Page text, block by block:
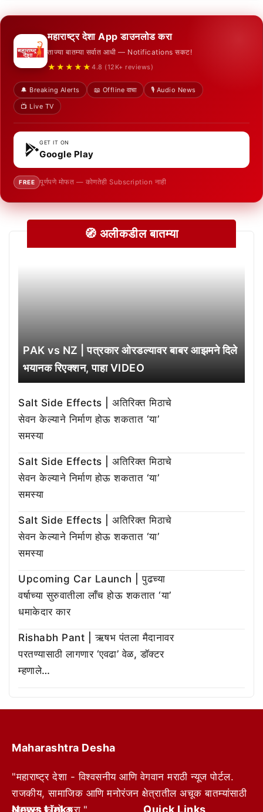
महाराष्ट्र देशा App डाउनलोड करा
ताज्या बातम्या सर्वात आधी — Notifications सकट!
★★★★★ 4.8 (12K+ reviews)
🔔 Breaking Alerts 📖 Offline वाचा
🎙️ Audio News
📺 Live TV
GET IT ON
Google Play
FREE पूर्णपणे मोफत — कोणतेही Subscription नाही
🧭 अलीकडील बातम्या
PAK vs NZ | पत्रकार ओरडल्यावर बाबर आझमने दिले
भयानक रिएक्शन, पाहा VIDEO
Salt Side Effects | अतिरिक्त मिठाचे
सेवन केल्याने निर्माण होऊ शकतात ‘या’
समस्या
Salt Side Effects | अतिरिक्त मिठाचे
सेवन केल्याने निर्माण होऊ शकतात ‘या’
समस्या
Salt Side Effects | अतिरिक्त मिठाचे
सेवन केल्याने निर्माण होऊ शकतात ‘या’
समस्या
Upcoming Car Launch | पुढच्या
वर्षाच्या सुरुवातीला लाँच होऊ शकतात ‘या’
धमाकेदार कार
Rishabh Pant | ऋषभ पंतला मैदानावर
परतण्यासाठी लागणार ‘एवढा’ वेळ, डॉक्टर
म्हणाले…
Maharashtra Desha
"महाराष्ट्र देशा - विश्वसनीय आणि वेगवान मराठी न्यूज पोर्टल.
राजकीय, सामाजिक आणि मनोरंजन क्षेत्रातील अचूक बातम्यांसाठी
आम्हाला फॉलो करा."
News Links Quick Links